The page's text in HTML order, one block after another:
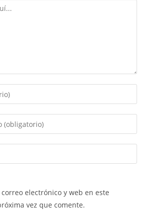
electrónico y web en este
vez que comente.